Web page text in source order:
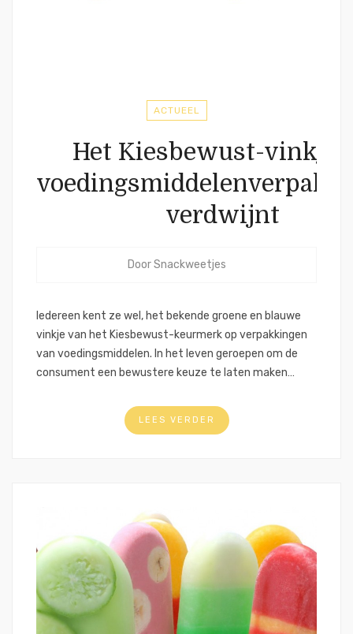
ACTUEEL
Het Kiesbewust-vinkje
verdwijnt
DoorSnackweetjes
Iedereen kent ze wel, het bekende groene en blauwe
vinkje van het Kiesbewust-keurmerk op verpakkingen
van voedingsmiddelen. In het leven geroepen om de
consument een bewustere keuze te laten maken…
LEES VERDER